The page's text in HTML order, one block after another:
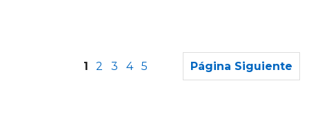
1 2 3 4 5 Página Siguiente